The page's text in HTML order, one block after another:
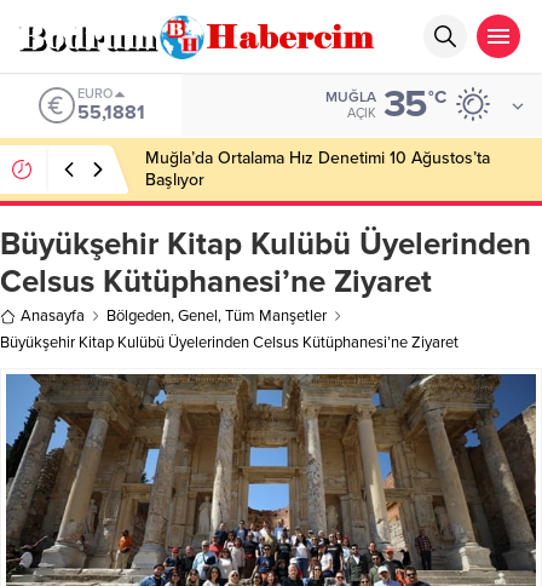
ALTIN
6.660,55
MUĞLA
AÇIK 35°C
Ankara; “Bodrum’un misyonu, mottosu, vizyonu;
genç oyuncuları parlatıp onlara kariyer
kazandırmak”
Büyükşehir Kitap Kulübü Üyelerinden
Celsus Kütüphanesi’ne Ziyaret
Anasayfa Bölgeden,Genel,Tüm Manşetler
Büyükşehir Kitap Kulübü Üyelerinden Celsus Kütüphanesi’ne Ziyaret